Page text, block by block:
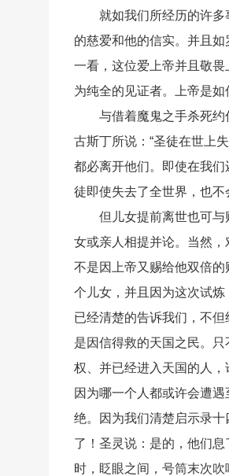
就如我们所经历的许
的慈爱和他的信实。并且
一看，这位爱上帝并且敬
为纯全的见证者。上帝是
与借着魔鬼之手杀死
古斯丁所说：“圣徒在世上
都必离开他们。即使在我
徒即使失去了全世界，也
但儿女提前离世也可
女或亲人相提并论。当然
不是因上帝又赐给他双倍
个儿女，并且因为这次试
已经清楚的告诉我们，不
是因信得救的天国之民。
权、并已经进入天国的人
因为哪一个人都或许会遭
绝。因为我们清楚启示录
了！圣灵说：是的，他们
时，眨眼之间，号筒末次